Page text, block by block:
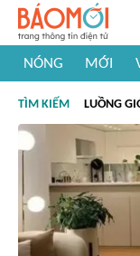
NÓNG MỚI
#Khám phá thế giới
TÌM KIẾM LUỒNG